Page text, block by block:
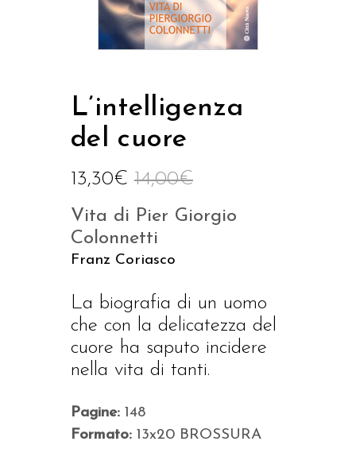
L’intelligenza
del cuore
14,00€
13,30€
Vita di Pier Giorgio
Colonnetti
Franz Coriasco
La biografia di un uomo
che con la delicatezza del
cuore ha saputo incidere
nella vita di tanti.
Pagine: 148
Formato: 13x20 BROSSURA